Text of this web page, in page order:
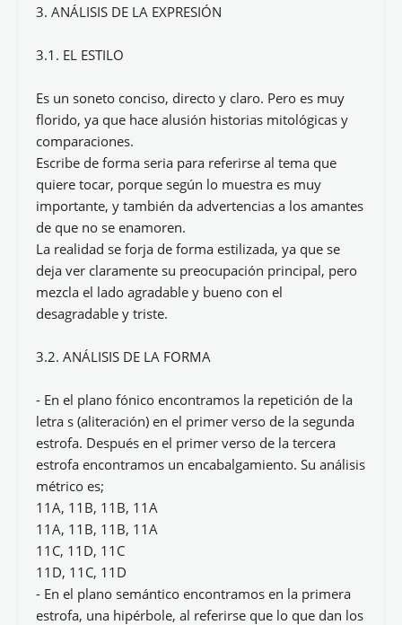
3. ANÁLISIS DE LA EXPRESIÓN
3.1. EL ESTILO
Es un soneto conciso, directo y claro. Pero es muy
florido, ya que hace alusión historias mitológicas y
comparaciones.
Escribe de forma seria para referirse al tema que
quiere tocar, porque según lo muestra es muy
importante, y también da advertencias a los amantes
de que no se enamoren.
La realidad se forja de forma estilizada, ya que se
deja ver claramente su preocupación principal, pero
mezcla el lado agradable y bueno con el
desagradable y triste.
3.2. ANÁLISIS DE LA FORMA
- En el plano fónico encontramos la repetición de la
letra s (aliteración) en el primer verso de la segunda
estrofa. Después en el primer verso de la tercera
estrofa encontramos un encabalgamiento. Su análisis
métrico es;
11A, 11B, 11B, 11A
11A, 11B, 11B, 11A
11C, 11D, 11C
11D, 11C, 11D
- En el plano semántico encontramos en la primera
estrofa, una hipérbole, al referirse que lo que dan los